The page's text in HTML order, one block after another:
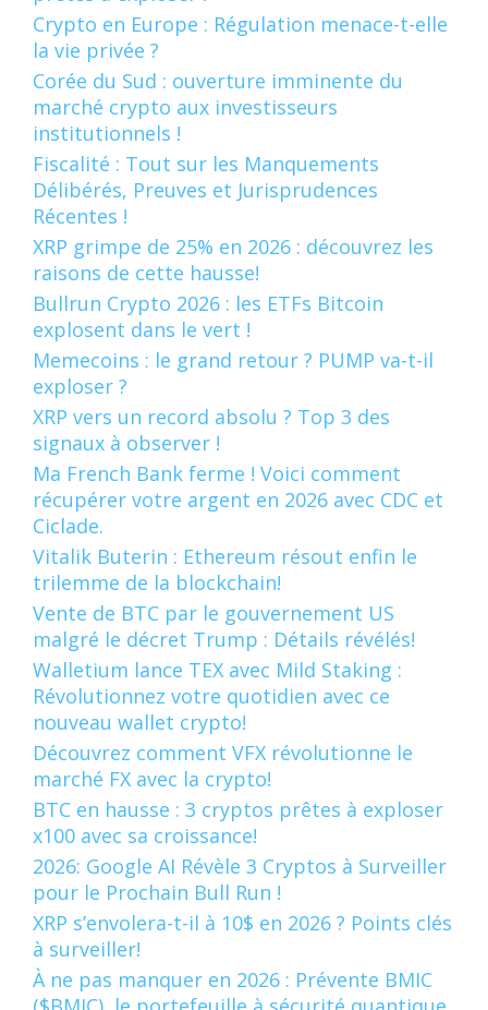
Crypto en Europe : Régulation menace-t-elle
la vie privée ?
Corée du Sud : ouverture imminente du
marché crypto aux investisseurs
institutionnels !
Fiscalité : Tout sur les Manquements
Délibérés, Preuves et Jurisprudences
Récentes !
XRP grimpe de 25% en 2026 : découvrez les
raisons de cette hausse!
Bullrun Crypto 2026 : les ETFs Bitcoin
explosent dans le vert !
Memecoins : le grand retour ? PUMP va-t-il
exploser ?
XRP vers un record absolu ? Top 3 des
signaux à observer !
Ma French Bank ferme ! Voici comment
récupérer votre argent en 2026 avec CDC et
Ciclade.
Vitalik Buterin : Ethereum résout enfin le
trilemme de la blockchain!
Vente de BTC par le gouvernement US
malgré le décret Trump : Détails révélés!
Walletium lance TEX avec Mild Staking :
Révolutionnez votre quotidien avec ce
nouveau wallet crypto!
Découvrez comment VFX révolutionne le
marché FX avec la crypto!
BTC en hausse : 3 cryptos prêtes à exploser
x100 avec sa croissance!
2026: Google AI Révèle 3 Cryptos à Surveiller
pour le Prochain Bull Run !
XRP s’envolera-t-il à 10$ en 2026 ? Points clés
à surveiller!
À ne pas manquer en 2026 : Prévente BMIC